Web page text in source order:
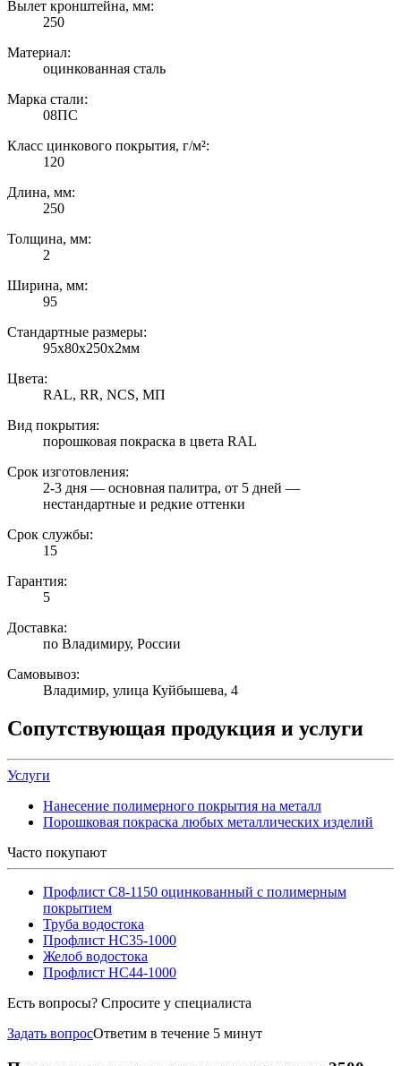
Вылет кронштейна, мм:
250
Материал:
оцинкованная сталь
Марка стали:
08ПС
Класс цинкового покрытия, г/м²:
120
Длина, мм:
250
Толщина, мм:
2
Ширина, мм:
95
Стандартные размеры:
95х80х250х2мм
Цвета:
RAL, RR, NCS, МП
Вид покрытия:
порошковая покраска в цвета RAL
Срок изготовления:
2-3 дня — основная палитра, от 5 дней —
нестандартные и редкие оттенки
Срок службы:
15
Гарантия:
5
Доставка:
по Владимиру, России
Самовывоз:
Владимир, улица Куйбышева, 4
Сопутствующая продукция и услуги
Услуги
Нанесение полимерного покрытия на металл
Порошковая покраска любых металлических изделий
Часто покупают
Профлист С8-1150 оцинкованный с полимерным
покрытием
Труба водостока
Профлист НС35-1000
Желоб водостока
Профлист НС44-1000
Есть вопросы? Спросите у специалиста
Задать вопросОтветим в течение 5 минут